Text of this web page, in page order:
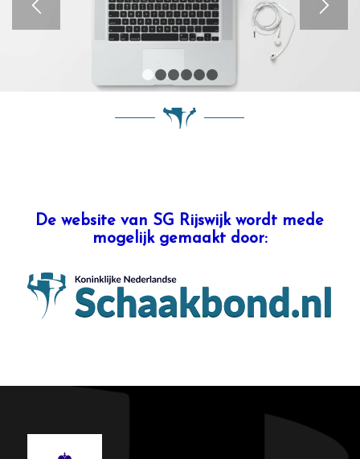
1
De website van SG Rijswijk wordt mede
mogelijk gemaakt door: